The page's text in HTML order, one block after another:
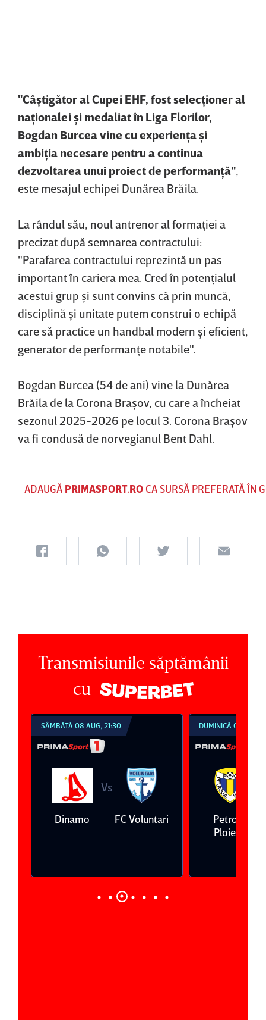
"Câştigător al Cupei EHF, fost selecţioner al
naţionalei şi medaliat în Liga Florilor,
Bogdan Burcea vine cu experienţa şi
ambiţia necesare pentru a continua
dezvoltarea unui proiect de performanţă",
este mesajul echipei Dunărea Brăila.
La rândul său, noul antrenor al formaţiei a
precizat după semnarea contractului:
"Parafarea contractului reprezintă un pas
important în cariera mea. Cred în potenţialul
acestui grup şi sunt convins că prin muncă,
disciplină şi unitate putem construi o echipă
care să practice un handbal modern şi eficient,
generator de performanţe notabile".
Bogdan Burcea (54 de ani) vine la Dunărea
Brăila de la Corona Braşov, cu care a încheiat
sezonul 2025-2026 pe locul 3. Corona Braşov
va fi condusă de norvegianul Bent Dahl.
ADAUGĂ PRIMASPORT.ROCA SURSĂ PREFERATĂ ÎN
Transmisiunile săptămânii
cu
SÂMBĂTĂ 08 AUG, 21:30
Dinamo
Vs
FC Voluntari
DUMINICĂ 09 AUG,
Petrolul
Ploieşti